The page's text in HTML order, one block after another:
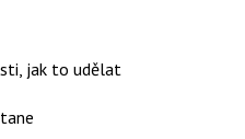
jak to udělat